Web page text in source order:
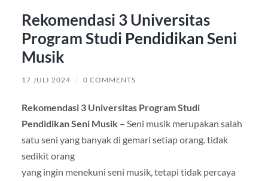
Rekomendasi 3 Universitas
Program Studi Pendidikan Seni
Musik
17 JULI 2024 / 0 COMMENTS
Rekomendasi 3 Universitas Program Studi
Pendidikan Seni Musik – Seni musik merupakan salah
satu seni yang banyak di gemari setiap orang. tidak
sedikit orang
yang ingin menekuni seni musik, tetapi tidak percaya